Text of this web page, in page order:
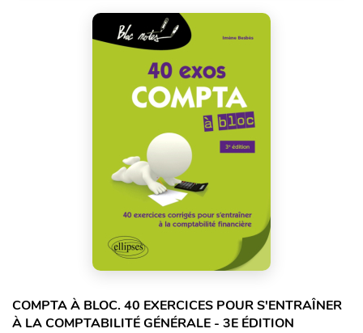
COMPTA À BLOC. 40 EXERCICES POUR S'ENTRAÎNER
À LA COMPTABILITÉ GÉNÉRALE - 3E ÉDITION